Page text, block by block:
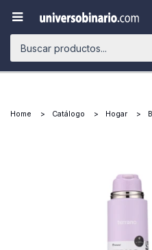

Home Catálogo Hogar